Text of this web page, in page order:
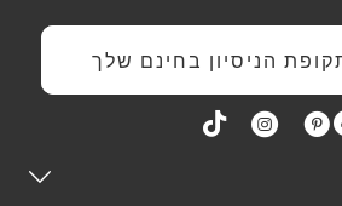
הניסיון בחינם שלך